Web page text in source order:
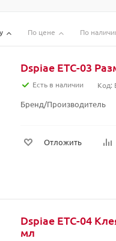
По цене По
Dspiae ETC-03
Есть в наличии Код:
Бренд/Производитель
Отложить
Dspiae ETC-04
мл